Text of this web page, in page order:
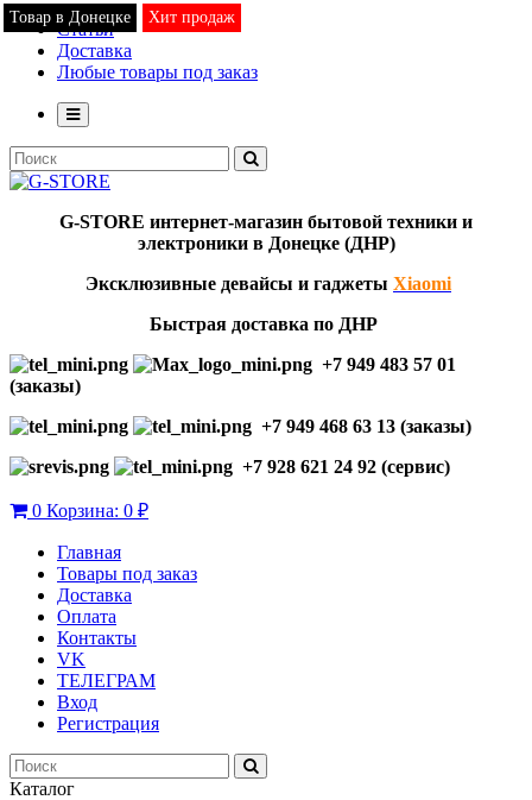
Статьи
Доставка
Любые товары под заказ
G-STORE интернет-магазин бытовой техники и
электроники в Донецке (ДНР)
Эксклюзивные девайсы и гаджеты Xiaomi
Быстрая доставка по ДНР
+7 949 483 57 01
(заказы)
+7 949 468 63 13 (заказы)
+7 928 621 24 92 (сервис)
0 Корзина: 0 ₽
Главная
Товары под заказ
Доставка
Оплата
Контакты
VK
ТЕЛЕГРАМ
Вход
Регистрация
Каталог
Товар в Донецке Хит продаж